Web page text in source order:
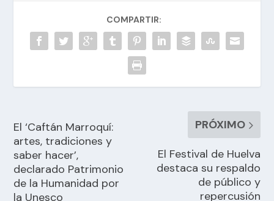
COMPARTIR:
El ‘Caftán Marroquí:
artes, tradiciones y
saber hacer’,
declarado Patrimonio
de la Humanidad por
la Unesco
PRÓXIMO
El Festival de Huelva
destaca su respaldo
de público y
repercusión